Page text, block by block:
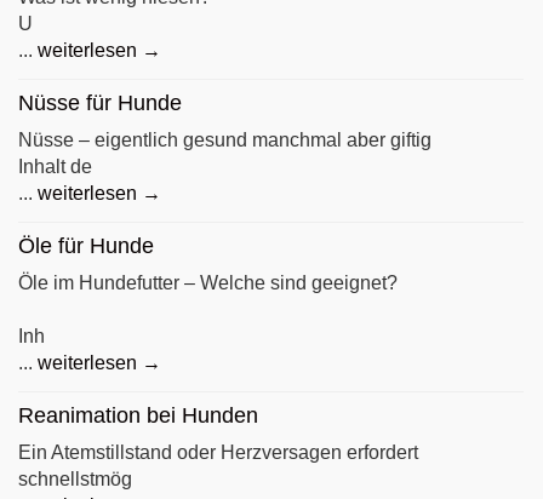
U
... weiterlesen →
Nüsse für Hunde
Nüsse – eigentlich gesund manchmal aber giftig
Inhalt de
... weiterlesen →
Öle für Hunde
Öle im Hundefutter – Welche sind geeignet?
Inh
... weiterlesen →
Reanimation bei Hunden
Ein Atemstillstand oder Herzversagen erfordert
schnellstmög